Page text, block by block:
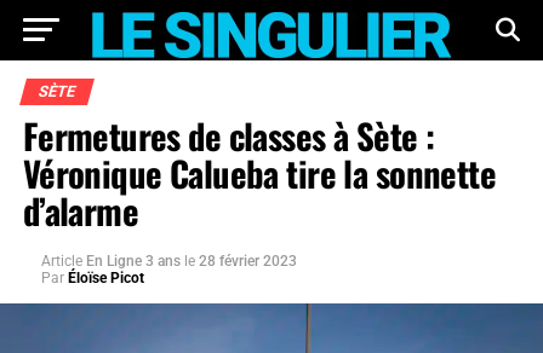
SÈTE
Fermetures de classes à Sète :
Véronique Calueba tire la sonnette
d’alarme
Article En Ligne 3 ans le 28 février 2023
Par Éloïse Picot